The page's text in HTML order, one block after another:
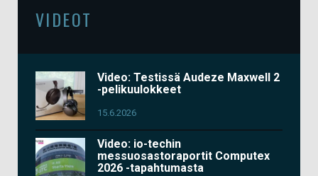
VIDEOT
Video: Testissä Audeze Maxwell 2
-pelikuulokkeet
15.6.2026
Video: io-techin
messuosastoraportit Computex
2026 -tapahtumasta